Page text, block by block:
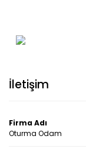
İletişim
Firma Adı
Oturma Odam